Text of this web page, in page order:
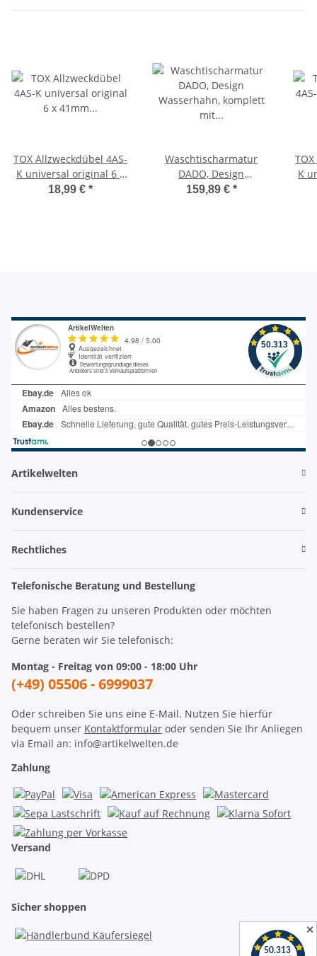
TOX Allzweckdübel 4AS-
K universal original 6 x
41mm in Runddose 190
18,99 € *
Waschtischarmatur
DADO, Design
Wasserhahn, komplett
159,89 € *
K
Artikelwelten
Kundenservice
Rechtliches
Telefonische Beratung und Bestellung
Sie haben Fragen zu unseren Produkten oder möchten
telefonisch bestellen?
Gerne beraten wir Sie telefonisch:
Montag - Freitag von 09:00 - 18:00 Uhr
(+49) 05506 - 6999037
Oder schreiben Sie uns eine E-Mail. Nutzen Sie hierfür
bequem unser Kontaktformular oder senden Sie Ihr Anliegen
via Email an: info@artikelwelten.de
Zahlung
Versand
Sicher shoppen
✕